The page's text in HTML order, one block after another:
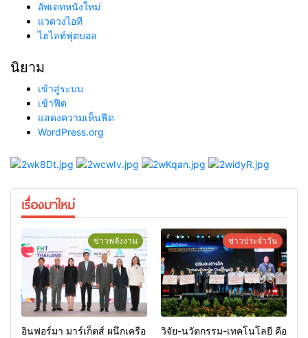
อัพเดทหนังใหม่
แวดวงไอที
ไฮไลท์ฟุตบอล
นิยาม
เข้าสู่ระบบ
เข้าฟีด
แสดงความเห็นฟีด
WordPress.org
เรื่องมาใหม่
ข่าวพลังงาน
อินฟอร์มา มาร์เก็ตส์ ผนึกเครือ
ข่าวประจำวัน
วิจัย-นวัตกรรม-เทคโนโลยี คือ